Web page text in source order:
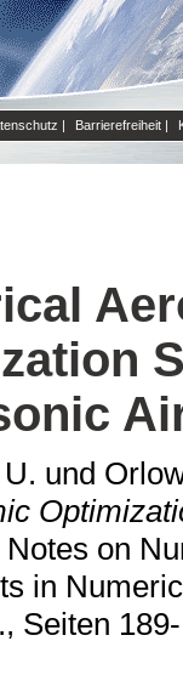
| Barrierefreiheit |
und
Notes on
in
Seiten